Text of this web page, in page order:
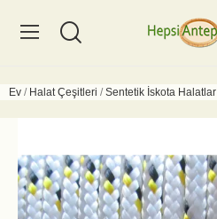
Ev Halat Çeşitleri Sentetik İskota Halatlar